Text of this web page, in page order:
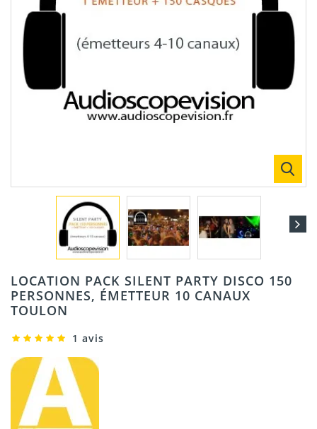
LOCATION PACK SILENT PARTY DISCO 150
PERSONNES, ÉMETTEUR 10 CANAUX
TOULON
1 avis